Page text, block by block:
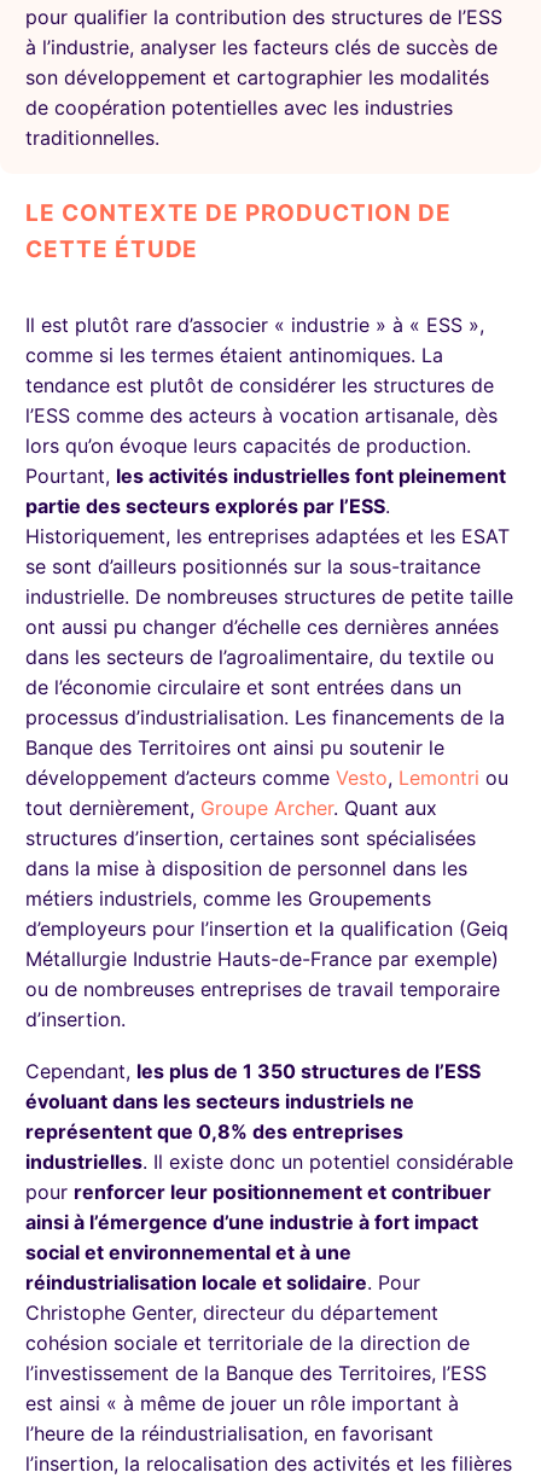
pour qualifier la contribution des structures de l’ESS
à l’industrie, analyser les facteurs clés de succès de
son développement et cartographier les modalités
de coopération potentielles avec les industries
traditionnelles.
LE CONTEXTE DE PRODUCTION DE
CETTE ÉTUDE
Il est plutôt rare d’associer « industrie » à « ESS »,
comme si les termes étaient antinomiques. La
tendance est plutôt de considérer les structures de
l’ESS comme des acteurs à vocation artisanale, dès
lors qu’on évoque leurs capacités de production.
Pourtant, les activités industrielles font pleinement
partie des secteurs explorés par l’ESS.
Historiquement, les entreprises adaptées et les ESAT
se sont d’ailleurs positionnés sur la sous-traitance
industrielle. De nombreuses structures de petite taille
ont aussi pu changer d’échelle ces dernières années
dans les secteurs de l’agroalimentaire, du textile ou
de l’économie circulaire et sont entrées dans un
processus d’industrialisation. Les financements de la
Banque des Territoires ont ainsi pu soutenir le
développement d’acteurs comme Vesto, Lemontri ou
tout dernièrement, Groupe Archer. Quant aux
structures d’insertion, certaines sont spécialisées
dans la mise à disposition de personnel dans les
métiers industriels, comme les Groupements
d’employeurs pour l’insertion et la qualification (Geiq
Métallurgie Industrie Hauts-de-France par exemple)
ou de nombreuses entreprises de travail temporaire
d’insertion.
Cependant, les plus de 1 350 structures de l’ESS
évoluant dans les secteurs industriels ne
représentent que 0,8% des entreprises
industrielles. Il existe donc un potentiel considérable
pour renforcer leur positionnement et contribuer
ainsi à l’émergence d’une industrie à fort impact
social et environnemental et à une
réindustrialisation locale et solidaire. Pour
Christophe Genter, directeur du département
cohésion sociale et territoriale de la direction de
l’investissement de la Banque des Territoires, l’ESS
est ainsi « à même de jouer un rôle important à
l’heure de la réindustrialisation, en favorisant
l’insertion, la relocalisation des activités et les filières